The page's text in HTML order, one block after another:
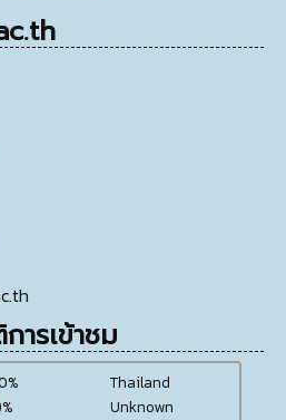
ารเข้าชม
Thailand
Unknown